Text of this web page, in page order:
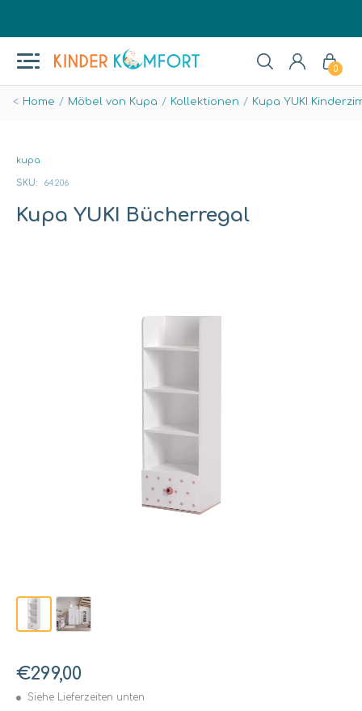
0
Home Möbel von Kupa Kollektionen Kupa YUKI
Kupa YUKI Bücherregal
kupa
SKU: 64206
€299,00
Siehe Lieferzeiten unten